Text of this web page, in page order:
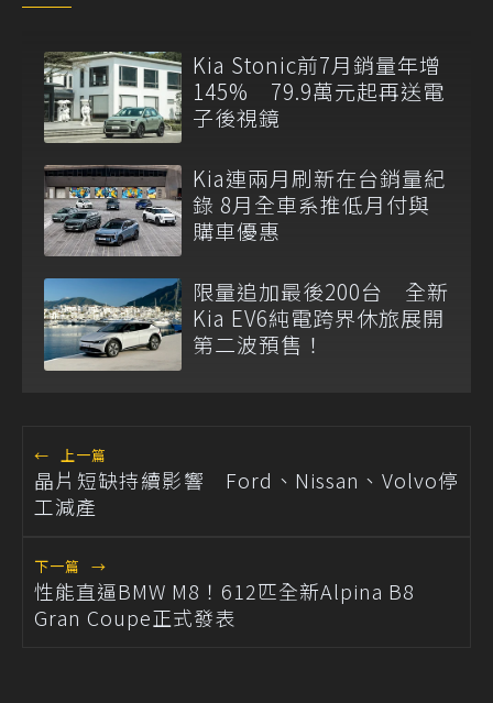
Kia Stonic前7月銷量年增
145% 79.9萬元起再送電
子後視鏡
Kia連兩月刷新在台銷量紀
錄 8月全車系推低月付與
購車優惠
限量追加最後200台 全新
Kia EV6純電跨界休旅展開
第二波預售！
← 上一篇
晶片短缺持續影響 Ford、Nissan、Volvo停
工減產
下一篇 →
性能直逼BMW M8！612匹全新Alpina B8
Gran Coupe正式發表